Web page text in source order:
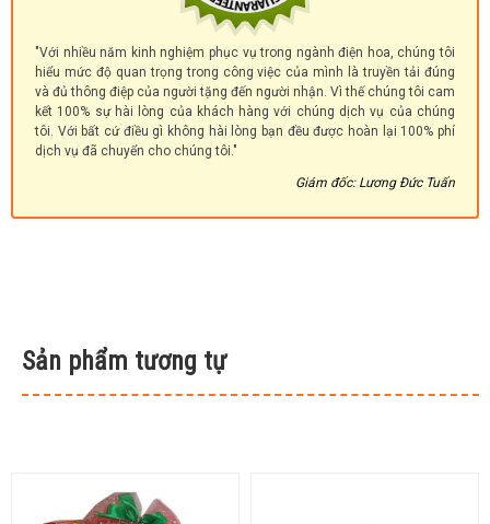
"Với nhiều năm kinh nghiệm phục vụ trong ngành điện hoa, chúng tôi
hiểu mức độ quan trọng trong công việc của mình là truyền tải đúng
và đủ thông điệp của người tặng đến người nhận. Vì thế chúng tôi cam
kết 100% sự hài lòng của khách hàng với chúng dịch vụ của chúng
tôi. Với bất cứ điều gì không hài lòng bạn đều được hoàn lại 100% phí
dịch vụ đã chuyển cho chúng tôi."
Giám đốc: Lương Đức Tuấn
Sản phẩm tương tự